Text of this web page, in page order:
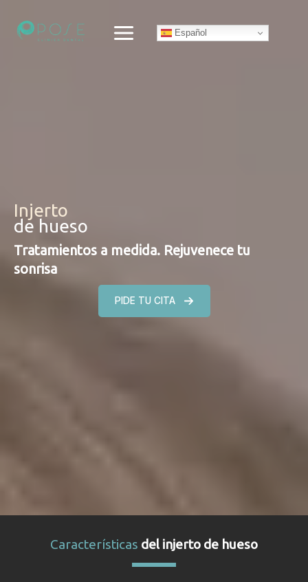
Español
Injerto
de hueso
Tratamientos a medida. Rejuvenece tu
sonrisa
PIDE TU CITA
Características del injerto de hueso